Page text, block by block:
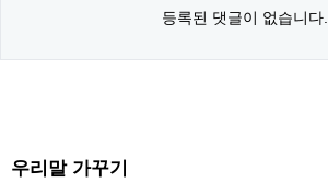
등록된 댓글이 없습니다.
우리말 가꾸기